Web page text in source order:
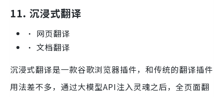
11. 沉浸式翻译
• 网页翻译
• 文档翻译
沉浸式翻译是一款谷歌浏览器插件，和传统的翻译插件
用法差不多，通过大模型API注入灵魂之后，全页面翻